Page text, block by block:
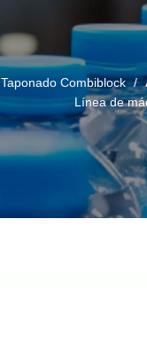
Combiblock /
Línea de